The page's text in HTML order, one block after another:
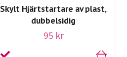
Skylt Hjärtstartare av plast,
dubbelsidig
95 kr